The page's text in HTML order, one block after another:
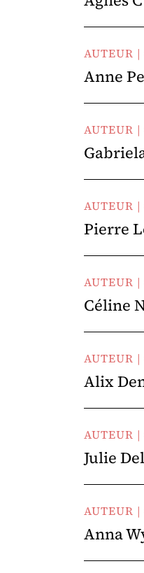
AUTEUR
Anne
AUTEUR
AUTEUR
Pierre
AUTEUR
Céline
AUTEUR
Alix
AUTEUR
Julie
AUTEUR
Anna